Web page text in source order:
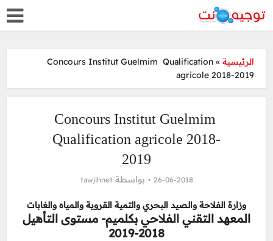
الرئيسية »
Concours Institut Guelmim Qualification
agricole 2018-2019
Concours Institut Guelmim
Qualification agricole 2018-
2019
26-06-2018 بواسطةtawjihnet
وزارة الفلاحة والصيد البحري والتمية القروية والمياه والغابات
المعهد التقني الفلاحي بكلميم- مستوى التأهيل
2018-2019